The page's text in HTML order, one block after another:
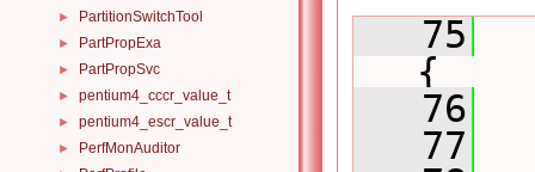
► PartitionSwitchTool
► PartPropExa
► PartPropSvc
► pentium4_cccr_value_t
► pentium4_escr_value_t
► PerfMonAuditor
   75
{
   76
   77